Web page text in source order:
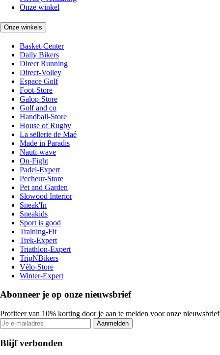
Onze winkel
Onze winkels
Basket-Center
Daily Bikers
Direct Running
Direct-Volley
Espace Golf
Foot-Store
Galop-Store
Golf and co
Handball-Store
House of Rugby
La sellerie de Maé
Made in Paradis
Nauti-wave
On-Fight
Padel-Expert
Pecheur-Store
Pet and Garden
Slowood Interior
Sneak'In
Sneakids
Sport is good
Training-Fit
Trek-Expert
Triathlon-Expert
TripNBikers
Vélo-Store
Winter-Expert
Abonneer je op onze nieuwsbrief
Profiteer van 10% korting door je aan te melden voor onze nieuwsbrief
Aanmelden
Blijf verbonden